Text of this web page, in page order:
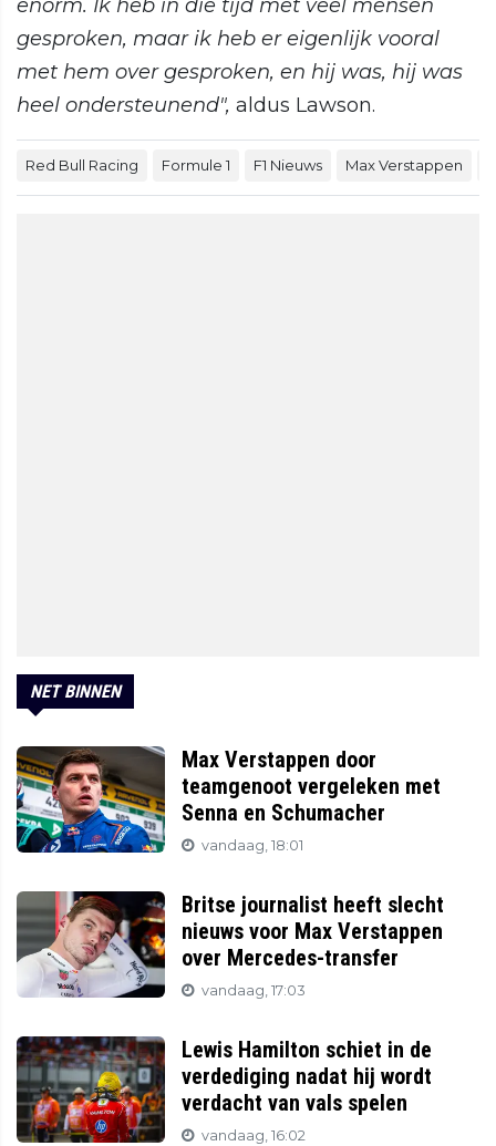
enorm. Ik heb in die tijd met veel mensen
gesproken, maar ik heb er eigenlijk vooral
met hem over gesproken, en hij was, hij was
heel ondersteunend", aldus Lawson.
Red Bull Racing Formule 1 F1 Nieuws Max Verstappen
NET BINNEN
Max Verstappen door
teamgenoot vergeleken met
Senna en Schumacher
vandaag, 18:01
Britse journalist heeft slecht
nieuws voor Max Verstappen
over Mercedes-transfer
vandaag, 17:03
Lewis Hamilton schiet in de
verdediging nadat hij wordt
verdacht van vals spelen
vandaag, 16:02